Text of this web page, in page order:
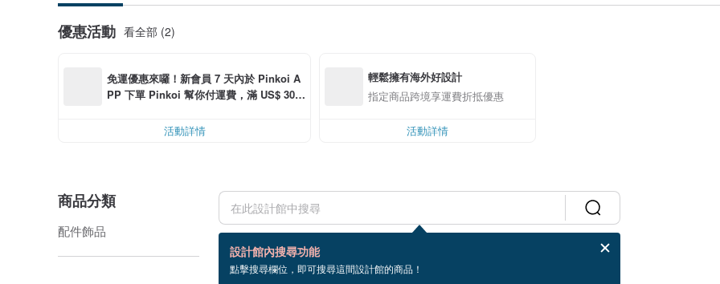
優惠活動 看全部 (2)
免運優惠來囉！新會員 7 天內於 Pinkoi A
PP 下單 Pinkoi 幫你付運費，滿 US$ 30.0
活動詳情
輕鬆擁有海外好設計
指定商品跨境享運費折抵優惠
活動詳情
商品分類
配件飾品
設計館內搜尋功能
點擊搜尋欄位，即可搜尋這間設計館的商品！
1 個商品
售完